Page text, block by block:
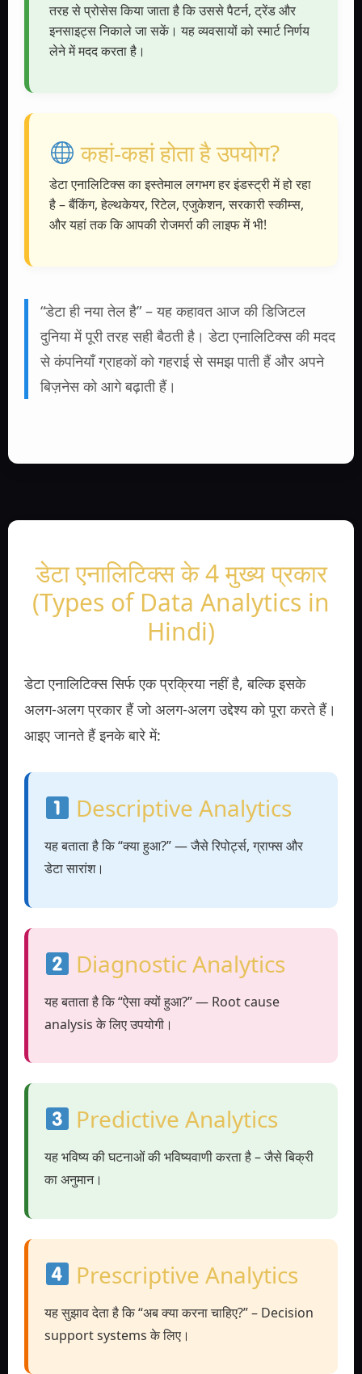
तरह से प्रोसेस किया जाता है कि उससे पैटर्न, ट्रेंड और
इनसाइट्स निकाले जा सकें। यह व्यवसायों को स्मार्ट निर्णय
लेने में मदद करता है।
कहां-कहां होता है उपयोग?
डेटा एनालिटिक्स का इस्तेमाल लगभग हर इंडस्ट्री में हो रहा
है – बैंकिंग, हेल्थकेयर, रिटेल, एजुकेशन, सरकारी स्कीम्स,
और यहां तक कि आपकी रोजमर्रा की लाइफ में भी!
“डेटा ही नया तेल है” – यह कहावत आज की डिजिटल
दुनिया में पूरी तरह सही बैठती है। डेटा एनालिटिक्स की मदद
से कंपनियाँ ग्राहकों को गहराई से समझ पाती हैं और अपने
बिज़नेस को आगे बढ़ाती हैं।
डेटा एनालिटिक्स के 4 मुख्य प्रकार
(Types of Data Analytics in
Hindi)
डेटा एनालिटिक्स सिर्फ एक प्रक्रिया नहीं है, बल्कि इसके
अलग-अलग प्रकार हैं जो अलग-अलग उद्देश्य को पूरा करते हैं।
आइए जानते हैं इनके बारे में:
Descriptive Analytics
यह बताता है कि “क्या हुआ?” — जैसे रिपोर्ट्स, ग्राफ्स और
डेटा सारांश।
Diagnostic Analytics
यह बताता है कि “ऐसा क्यों हुआ?” — Root cause
analysis के लिए उपयोगी।
Predictive Analytics
यह भविष्य की घटनाओं की भविष्यवाणी करता है – जैसे बिक्री
का अनुमान।
Prescriptive Analytics
यह सुझाव देता है कि “अब क्या करना चाहिए?” – Decision
support systems के लिए।